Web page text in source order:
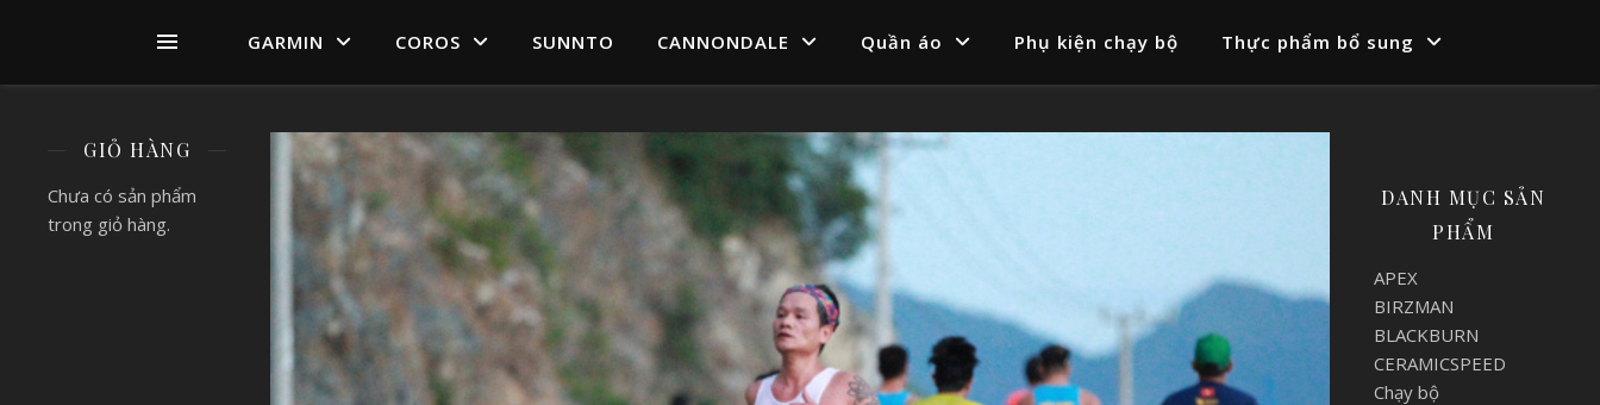
GARMIN COROS SUNNTO CANNONDALE Quần áo Phụ kiện chạy bộ Thực phẩm bổ sung
GIỎ HÀNG
Chưa có sản phẩm
trong giỏ hàng.
DANH MỤC SẢN
PHẨM
APEX
BIRZMAN
BLACKBURN
CERAMICSPEED
Chạy bộ